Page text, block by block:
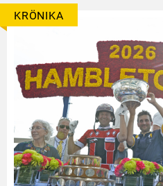
KRÖNIKA